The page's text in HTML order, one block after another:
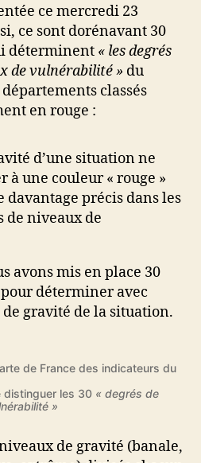
ce mercredi 23
ce sont dorénavant 30
déterminent « les degrés
de vulnérabilité » du
classés
en rouge :
d’une situation ne
à une couleur « rouge »
précis dans les
de niveaux de
avons mis en place 30
déterminer avec
gravité de la situation.
de France des indicateurs du
distinguer les 30 « degrés de
»
de gravité (banale,